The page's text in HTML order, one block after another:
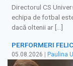
Directorul CS
echipa de fotbal
dacă oltenii ar […]
PERFORMERI
05.08.2026 Paulina